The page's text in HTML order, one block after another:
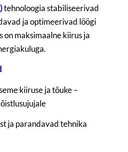
tehnoloogia stabiliseerivad
ja optimeerivad löögi
on maksimaalne kiirus ja
kiiruse ja tõuke –
ja parandavad tehnika